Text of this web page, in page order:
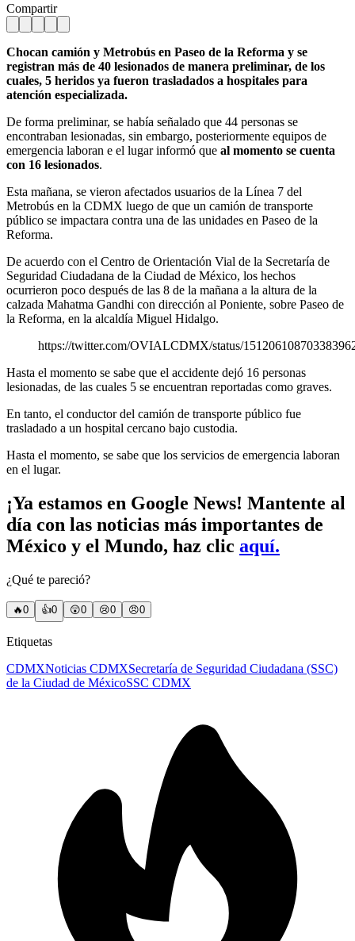
Compartir
Chocan camión y Metrobús en Paseo de la Reforma y se
registran más de 40 lesionados de manera preliminar, de los
cuales, 5 heridos ya fueron trasladados a hospitales para
atención especializada.
De forma preliminar, se había señalado que 44 personas se
encontraban lesionadas, sin embargo, posteriormente equipos de
emergencia laboran e el lugar informó que al momento se cuenta
con 16 lesionados.
Esta mañana, se vieron afectados usuarios de la Línea 7 del
Metrobús en la CDMX luego de que un camión de transporte
público se impactara contra una de las unidades en Paseo de la
Reforma.
De acuerdo con el Centro de Orientación Vial de la Secretaría de
Seguridad Ciudadana de la Ciudad de México, los hechos
ocurrieron poco después de las 8 de la mañana a la altura de la
calzada Mahatma Gandhi con dirección al Poniente, sobre Paseo de
la Reforma, en la alcaldía Miguel Hidalgo.
https://twitter.com/OVIALCDMX/status/
Hasta el momento se sabe que el accidente dejó 16 personas
lesionadas, de las cuales 5 se encuentran reportadas como graves.
En tanto, el conductor del camión de transporte público fue
trasladado a un hospital cercano bajo custodia.
Hasta el momento, se sabe que los servicios de emergencia laboran
en el lugar.
¡Ya estamos en Google News! Mantente al
día con las noticias más importantes de
México y el Mundo, haz clic aquí.
¿Qué te pareció?
🔥0 👍0 😲0 😢0 😠0
Etiquetas
CDMXNoticias CDMXSecretaría de Seguridad Ciudadana (SSC)
de la Ciudad de MéxicoSSC CDMX